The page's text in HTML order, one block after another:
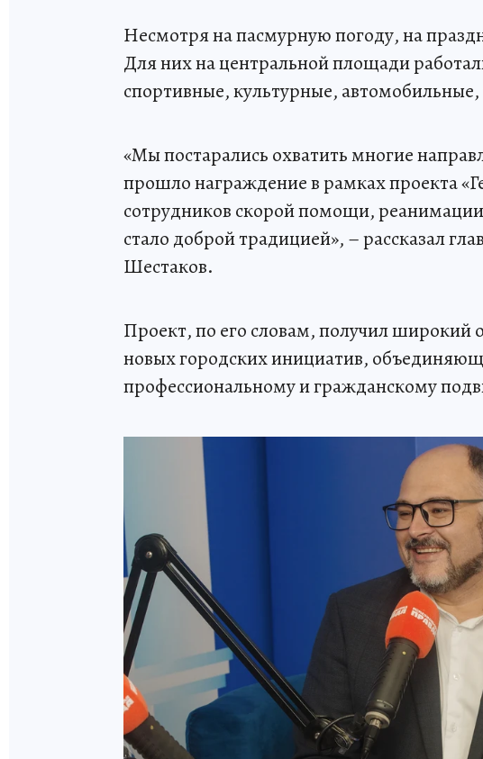
Несмотря на пасмурную погоду, на
Для них на центральной площади
спортивные, культурные,
«Мы постарались охватить многие
прошло награждение в рамках проекта
сотрудников скорой помощи,
стало доброй традицией», – рассказал
Шестаков.
Проект, по его словам, получил широкий
новых городских инициатив,
профессиональному и гражданскому